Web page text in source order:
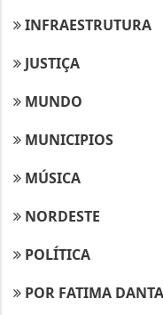
INFRAESTRUTURA
JUSTIÇA
MUNDO
MUNICIPIOS
MÚSICA
NORDESTE
POLÍTICA
POR FATIMA